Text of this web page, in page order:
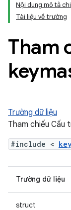
Nội dung mô tả
Tài liệu về trường
Tham
Trường dữ liệu
Tham chiếu Cấu
#include <
Trường dữ liệu
struct